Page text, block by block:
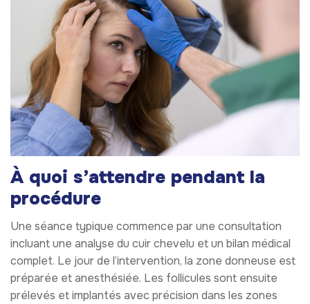
À quoi s’attendre pendant la
procédure
Une séance typique commence par une consultation
incluant une analyse du cuir chevelu et un bilan médical
complet. Le jour de l’intervention, la zone donneuse est
préparée et anesthésiée. Les follicules sont ensuite
prélevés et implantés avec précision dans les zones